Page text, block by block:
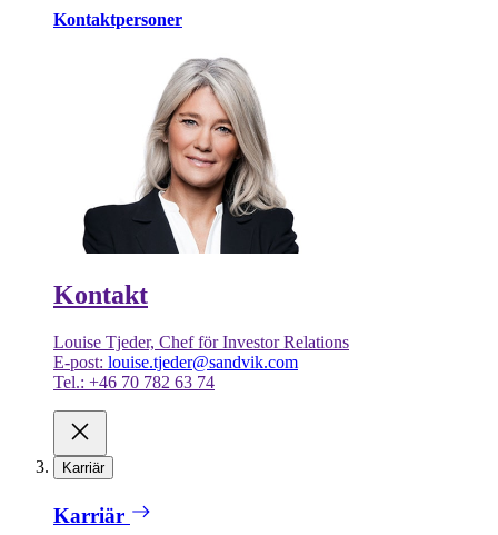
Kontaktpersoner
Kontakt
Louise Tjeder, Chef för Investor Relations
E-post: louise.tjeder@sandvik.com
Tel.: +46 70 782 63 74
Karriär
Karriär